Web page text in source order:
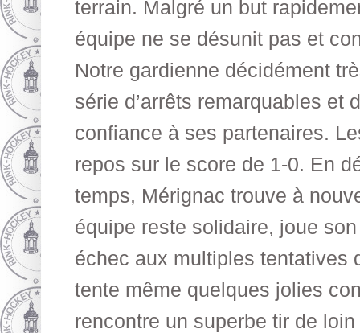
terrain. Malgré un but
équipe ne se désunit pas et
Notre gardienne décidément
série d’arrêts remarquables et
confiance à ses partenaires.
repos sur le score de 1-0. En
temps, Mérignac trouve à
équipe reste solidaire, joue
échec aux multiples tentatives
tente même quelques jolies
rencontre un superbe tir de